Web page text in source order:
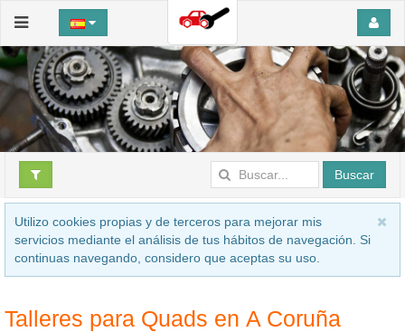
Buscar
Utilizo cookies propias y de terceros para mejorar mis
servicios mediante el análisis de tus hábitos de navegación. Si
continuas navegando, considero que aceptas su uso.
Talleres para Quads en A Coruña